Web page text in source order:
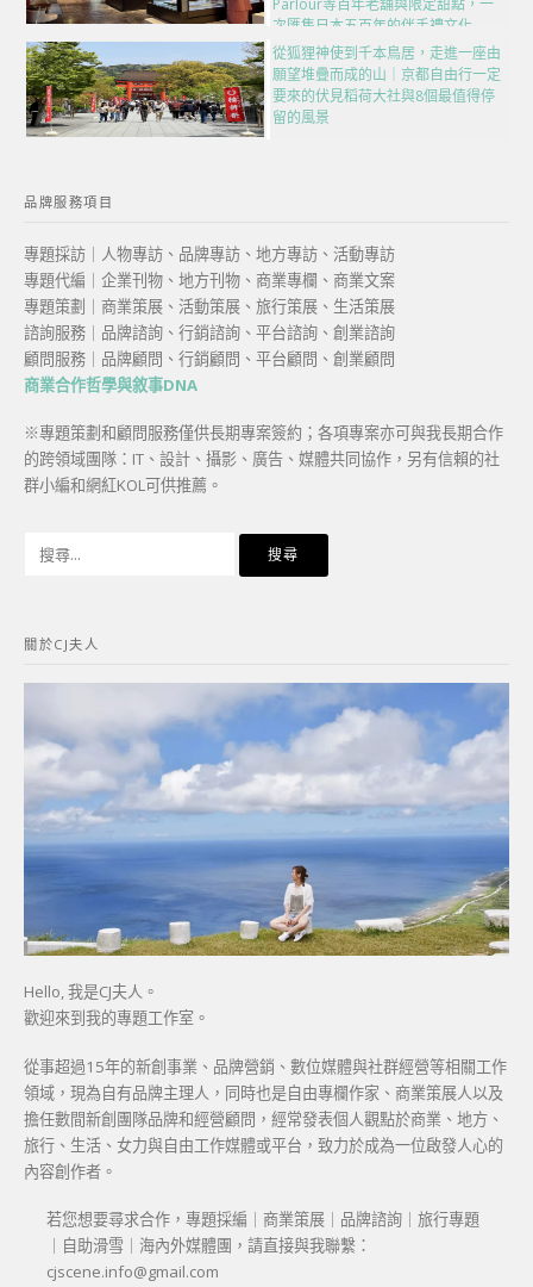
Parlour等百年老舖與限定甜點，一
次匯集日本五百年的伴手禮文化
從狐狸神使到千本鳥居，走進一座由
願望堆疊而成的山｜京都自由行一定
要來的伏見稻荷大社與8個最值得停
留的風景
品牌服務項目
專題採訪｜人物專訪、品牌專訪、地方專訪、活動專訪
專題代編｜企業刊物、地方刊物、商業專欄、商業文案
專題策劃｜商業策展、活動策展、旅行策展、生活策展
諮詢服務｜品牌諮詢、行銷諮詢、平台諮詢、創業諮詢
顧問服務｜品牌顧問、行銷顧問、平台顧問、創業顧問
商業合作哲學與敘事DNA
※專題策劃和顧問服務僅供長期專案簽約；各項專案亦可與我長期合作
的跨領域團隊：IT、設計、攝影、廣告、媒體共同協作，另有信賴的社
群小編和網紅KOL可供推薦。
字:
關於CJ夫人
Hello, 我是CJ夫人。
歡迎來到我的專題工作室。
從事超過15年的新創事業、品牌營銷、數位媒體與社群經營等相關工作
領域，現為自有品牌主理人，同時也是自由專欄作家、商業策展人以及
擔任數間新創團隊品牌和經營顧問，經常發表個人觀點於商業、地方、
旅行、生活、女力與自由工作媒體或平台，致力於成為一位啟發人心的
內容創作者。
若您想要尋求合作，專題採編｜商業策展｜品牌諮詢｜旅行專題
｜自助滑雪｜海內外媒體團，請直接與我聯繫：
cjscene.info@gmail.com